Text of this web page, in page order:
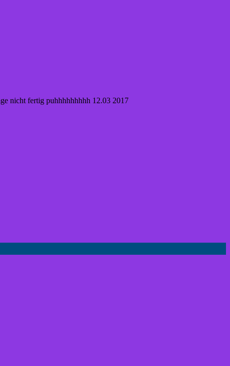
nicht fertig puhhhhhhhhh 12.03 2017